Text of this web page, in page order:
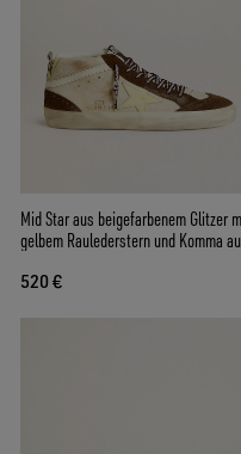
Mid Star aus beigefarbenem Glitzer
gelbem Raulederstern und Komma
520 €